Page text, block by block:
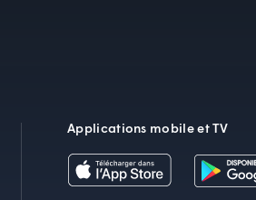
Applications mobile et TV